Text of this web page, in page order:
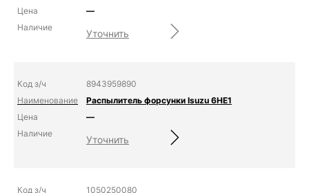
—
Уточнить
8943959890
Распылитель форсунки Isuzu 6HE1
—
Уточнить
1050250080